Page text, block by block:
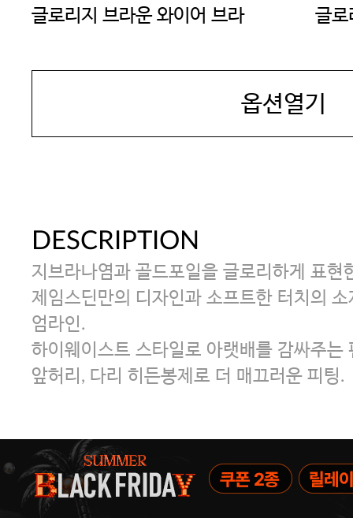
글로리지 브라운 와이어 브라 글로
옵션열기
DESCRIPTION
지브라나염과 골드포일을 글로리하게 표현
제임스딘만의 디자인과 소프트한 터치의
엄라인.
하이웨이스트 스타일로 아랫배를 감싸주는
앞허리, 다리 히든봉제로 더 매끄러운 피팅.